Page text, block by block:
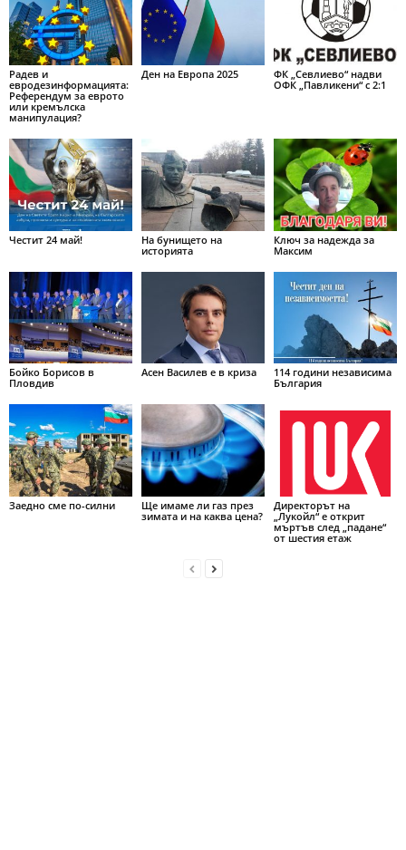
Радев и
евродезинформацията:
Референдум за еврото
или кремълска
манипулация?
Ден на Европа 2025
ФК „Севлиево“ надви
ОФК „Павликени“ с 2:1
Честит 24 май!
На бунището на
историята
Ключ за надежда за
Максим
Бойко Борисов в
Пловдив
Асен Василев е в криза
114 години независима
България
Заедно сме по-силни
Ще имаме ли газ през
зимата и на каква цена?
Директорът на
„Лукойл“ е открит
мъртъв след „падане“
от шестия етаж